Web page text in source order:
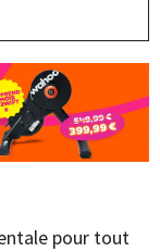
pour tout